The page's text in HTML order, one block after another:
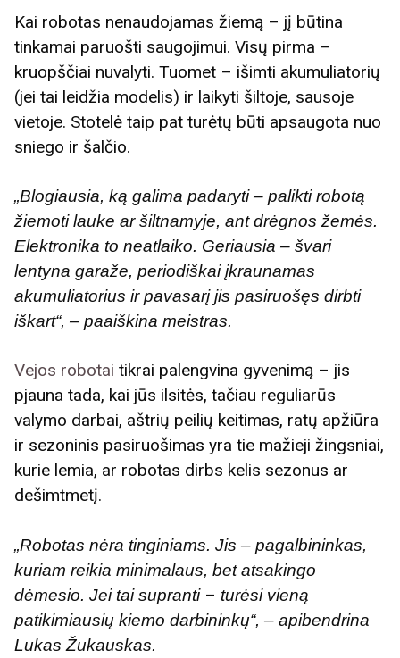
Kai robotas nenaudojamas žiemą – jį būtina
tinkamai paruošti saugojimui. Visų pirma –
kruopščiai nuvalyti. Tuomet – išimti akumuliatorių
(jei tai leidžia modelis) ir laikyti šiltoje, sausoje
vietoje. Stotelė taip pat turėtų būti apsaugota nuo
sniego ir šalčio.
„Blogiausia, ką galima padaryti – palikti robotą
žiemoti lauke ar šiltnamyje, ant drėgnos žemės.
Elektronika to neatlaiko. Geriausia – švari
lentyna garaže, periodiškai įkraunamas
akumuliatorius ir pavasarį jis pasiruošęs dirbti
iškart“, – paaiškina meistras.
Vejos robotai tikrai palengvina gyvenimą – jis
pjauna tada, kai jūs ilsitės, tačiau reguliarūs
valymo darbai, aštrių peilių keitimas, ratų apžiūra
ir sezoninis pasiruošimas yra tie mažieji žingsniai,
kurie lemia, ar robotas dirbs kelis sezonus ar
dešimtmetį.
„Robotas nėra tinginiams. Jis – pagalbininkas,
kuriam reikia minimalaus, bet atsakingo
dėmesio. Jei tai supranti – turėsi vieną
patikimiausių kiemo darbininkų“, – apibendrina
Lukas Žukauskas.